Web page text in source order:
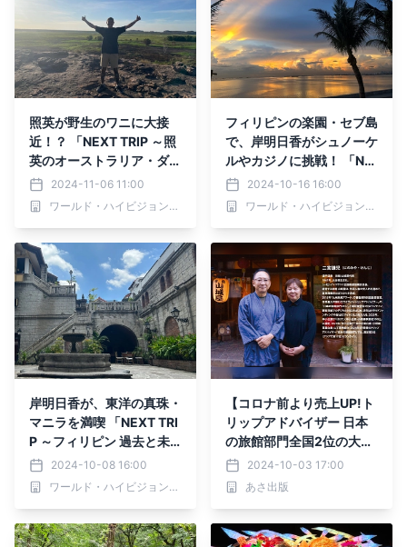
照英が野生のワニに大接
近！？ 「NEXT TRIP ～照
英のオーストラリア・ダー
ウィンの旅～」 11月7日
(木)夕方6時30分からBS1
2で放送！
2024-11-06 11:00
ワールド・ハイビジョン・チャンネル株式会社
フィリピンの楽園・セブ島
で、岸明日香がシュノーケ
ルやカジノに挑戦！ 「NE
XT TRIP ～フィリピン 南
国の楽園セブ島と巨大リゾ
ート～」 10月17日(木)夕
送！
2024-10-16 16:00
ワールド・ハイビジョン・チャンネル株式会社
岸明日香が、東洋の真珠・
マニラを満喫 「NEXT TRI
P ～フィリピン 過去と未
来が出会うマニラ旅～」 1
0月10日(木)夕方6時30分
からBS12で放送！
2024-10-08 16:00
ワールド・ハイビジョン・チャンネル株式会社
【コロナ前より売上UP!ト
リップアドバイザー 日本
の旅館部門全国2位の大分
の旅館】『「また行きた
い！」を生む新インバウン
ド戦略 山奥の小さな旅館
なる理由』(著・二宮謙児)
2024-10-03 17:00
あさ出版